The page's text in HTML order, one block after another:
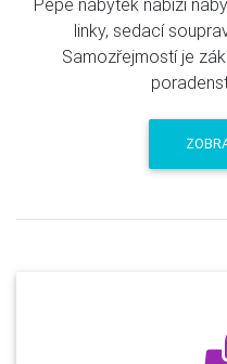
linky, sedací
Samozřejmostí je